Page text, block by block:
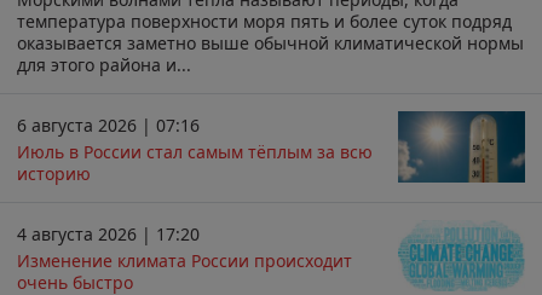
температура поверхности моря пять и более суток подряд
оказывается заметно выше обычной климатической нормы
для этого района и...
6 августа 2026 | 07:16
Июль в России стал самым тёплым за всю
историю
4 августа 2026 | 17:20
Изменение климата России происходит
очень быстро